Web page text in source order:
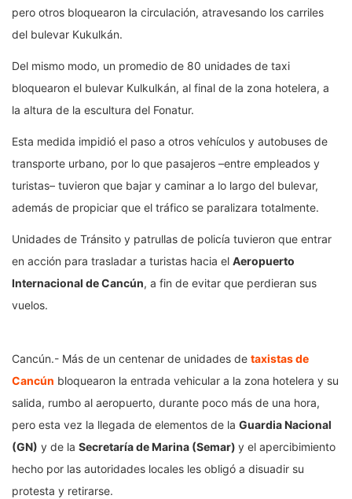
pero otros bloquearon la circulación, atravesando los carriles
del bulevar Kukulkán.
Del mismo modo, un promedio de 80 unidades de taxi
bloquearon el bulevar Kulkulkán, al final de la zona hotelera, a
la altura de la escultura del Fonatur.
Esta medida impidió el paso a otros vehículos y autobuses de
transporte urbano, por lo que pasajeros –entre empleados y
turistas– tuvieron que bajar y caminar a lo largo del bulevar,
además de propiciar que el tráfico se paralizara totalmente.
Unidades de Tránsito y patrullas de policía tuvieron que entrar
en acción para trasladar a turistas hacia el Aeropuerto
Internacional de Cancún, a fin de evitar que perdieran sus
vuelos.
Cancún.- Más de un centenar de unidades de taxistas de
Cancún bloquearon la entrada vehicular a la zona hotelera y su
salida, rumbo al aeropuerto, durante poco más de una hora,
pero esta vez la llegada de elementos de la Guardia Nacional
(GN) y de la Secretaría de Marina (Semar) y el apercibimiento
hecho por las autoridades locales les obligó a disuadir su
protesta y retirarse.